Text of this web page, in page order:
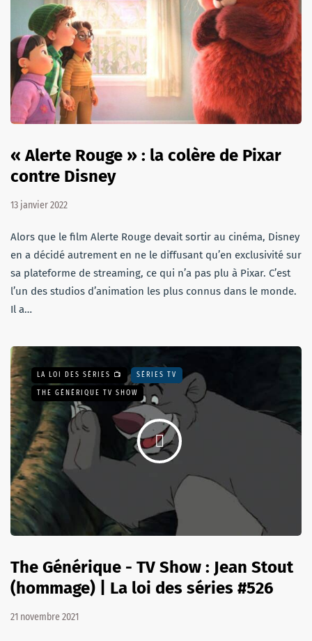
« Alerte Rouge » : la colère de Pixar
contre Disney
13 janvier 2022
Alors que le film Alerte Rouge devait sortir au cinéma, Disney
en a décidé autrement en ne le diffusant qu’en exclusivité sur
sa plateforme de streaming, ce qui n’a pas plu à Pixar. C’est
l’un des studios d’animation les plus connus dans le monde.
Il a…
LA LOI DES SÉRIES 📺 SÉRIES TV
THE GÉNÉRIQUE TV SHOW
The Générique - TV Show : Jean Stout
(hommage) | La loi des séries #526
21 novembre 2021